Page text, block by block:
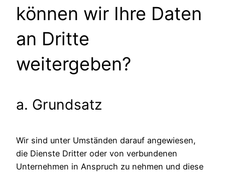
können wir Ihre Daten
an Dritte
weitergeben?
a. Grundsatz
Wir sind unter Umständen darauf angewiesen,
die Dienste Dritter oder von verbundenen
Unternehmen in Anspruch zu nehmen und diese